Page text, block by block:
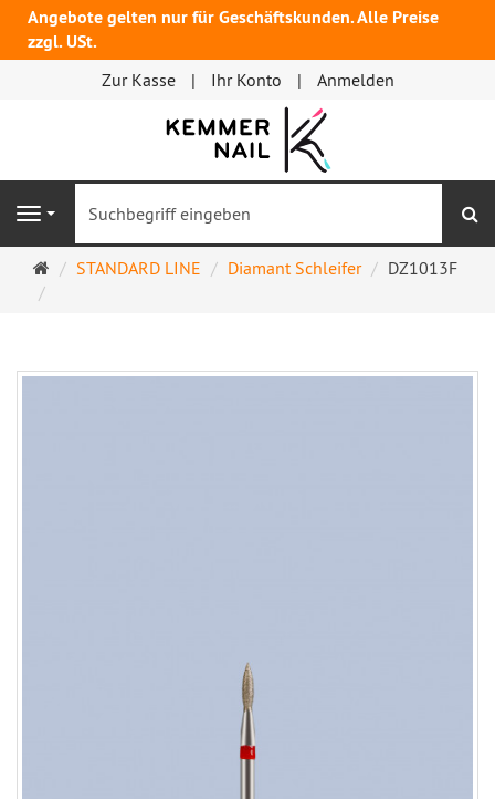
Angebote gelten nur für Geschäftskunden. Alle Preise
zzgl. USt.
Zur Kasse Ihr Konto Anmelden
Navigation
Startseite
STANDARD LINE Diamant Schleifer DZ1013F